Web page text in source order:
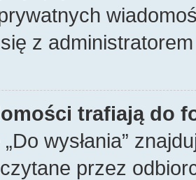
z
trafiają do
wysłania”
przez